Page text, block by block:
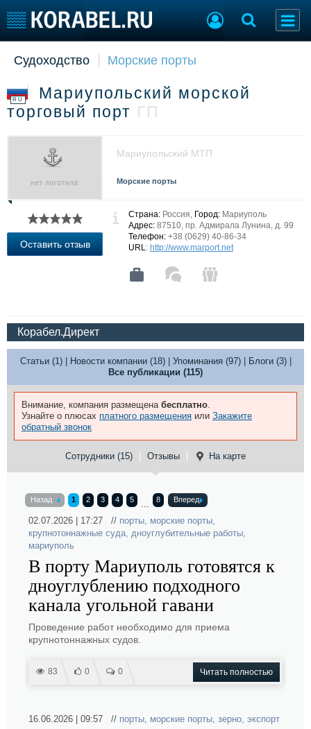
Судостроение
Новости
Компании
Работа
Крюинг
Журнал
Торговая площадка
Продажа флота
Материалы
Конференции
Выставки и семинары
Флот
Форум
Судоходство Морские порты
RU
Мариупольский морской
торговый порт ГП
Мариупольский МТП
Морские порты
Оставить отзыв
Страна: Россия, Город: Мариуполь
Адрес: 87510, пр. Адмирала Лунина, д. 99
Телефон: +38 (0629) 40-86-34
URL: http://www.marport.net
Корабел.Директ
Статьи (1)| Новости компании (18)| Упоминания (97)| Блоги (3)|
Все публикации (115)
Внимание, компания размещена бесплатно.
Узнайте о плюсах платного размещения или Закажите
обратный звонок
Сотрудники (15) Отзывы На карте
Назад 1 2 3 4 5 8 Вперед
02.07.2026 | 17:27 // порты, морские порты,
крупнотоннажные суда, дноуглубительные работы,
мариуполь
В порту Мариуполь готовятся к
дноуглублению подходного
канала угольной гавани
Проведение работ необходимо для приема
крупнотоннажных судов.
83 0 0 Читать полностью
16.06.2026 | 09:57 // порты, морские порты, зерно, экспорт